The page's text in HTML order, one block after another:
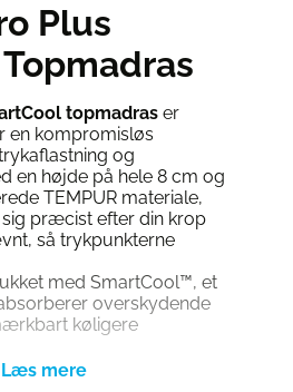
Plus
topmadras er
en kompromisløs
og
en højde på hele 8 cm og
TEMPUR materiale,
præcist efter din krop
så trykpunkterne
med SmartCool™, et
overskydende
køligere
Du kan vælge mellem tre